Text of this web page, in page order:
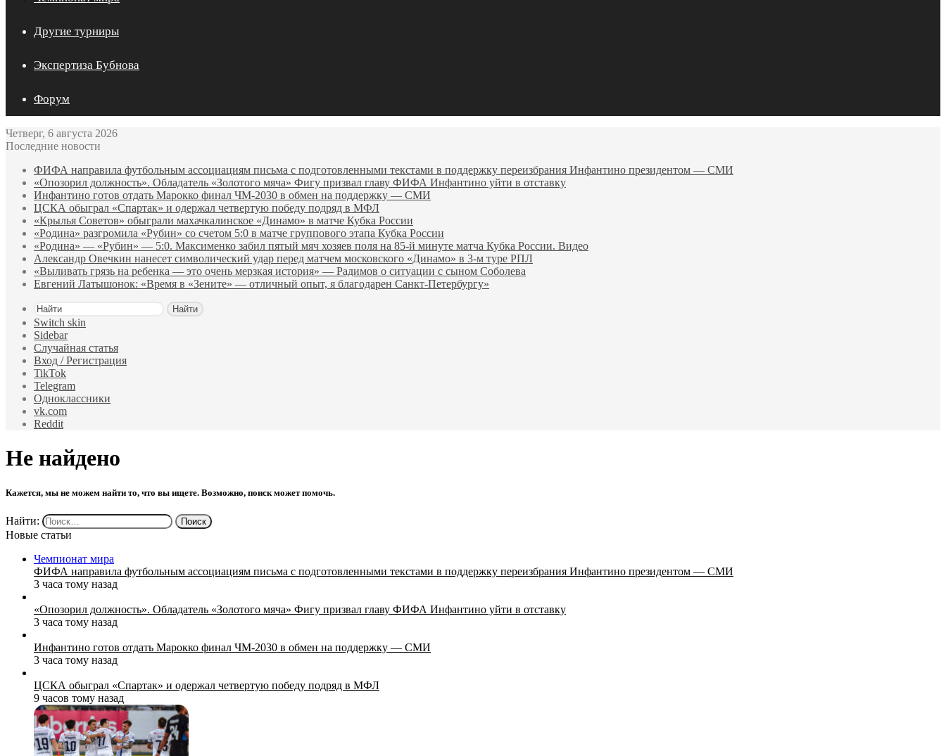
Другие турниры
Экспертиза Бубнова
Форум
Четверг, 6 августа 2026
Последние новости
ФИФА направила футбольным ассоциациям письма с подготовленными текстами в поддержку переизбрания Инфантино президентом — СМИ
«Опозорил должность». Обладатель «Золотого мяча» Фигу призвал главу ФИФА Инфантино уйти в отставку
Инфантино готов отдать Марокко финал ЧМ‑2030 в обмен на поддержку — СМИ
ЦСКА обыграл «Спартак» и одержал четвертую победу подряд в МФЛ
«Крылья Советов» обыграли махачкалинское «Динамо» в матче Кубка России
«Родина» разгромила «Рубин» со счетом 5:0 в матче группового этапа Кубка России
«Родина» — «Рубин» — 5:0. Максименко забил пятый мяч хозяев поля на 85‑й минуте матча Кубка России. Видео
Александр Овечкин нанесет символический удар перед матчем московского «Динамо» в 3‑м туре РПЛ
«Выливать грязь на ребенка — это очень мерзкая история» — Радимов о ситуации с сыном Соболева
Евгений Латышонок: «Время в «Зените» — отличный опыт, я благодарен Санкт‑Петербургу»
Найти
Switch skin
Sidebar
Случайная статья
Вход / Регистрация
TikTok
Telegram
Одноклассники
vk.com
Reddit
Не найдено
Кажется, мы не можем найти то, что вы ищете. Возможно, поиск может помочь.
Найти:
Новые статьи
Чемпионат мира
ФИФА направила футбольным ассоциациям письма с подготовленными текстами в поддержку переизбрания Инфантино президентом — СМИ
3 часа тому назад
«Опозорил должность». Обладатель «Золотого мяча» Фигу призвал главу ФИФА Инфантино уйти в отставку
3 часа тому назад
Инфантино готов отдать Марокко финал ЧМ‑2030 в обмен на поддержку — СМИ
3 часа тому назад
ЦСКА обыграл «Спартак» и одержал четвертую победу подряд в МФЛ
9 часов тому назад